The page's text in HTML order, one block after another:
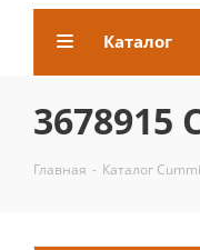
Каталог
3678915
Главная - Каталог